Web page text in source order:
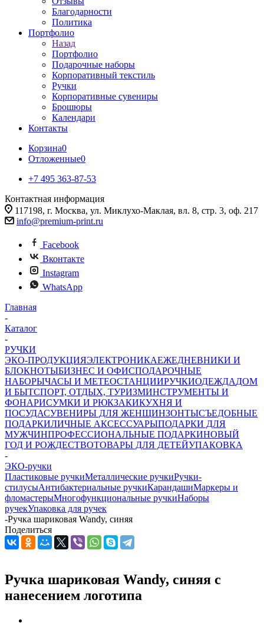
Благодарности
Политика
Портфолио
Назад
Портфолио
Подарочные наборы
Корпоративный текстиль
Ручки
Корпоративные сувениры
Брошюры
Календари
Контакты
Корзина0
Отложенные0
+7 495 363-87-53
Контактная информация
117198, г. Москва, ул. Миклухо-Маклая, вл. 8, стр. 3, оф. 217
info@premium-print.ru
Facebook
Вконтакте
Instagram
WhatsApp
Главная
-
Каталог
-
РУЧКИ
ЭКО-ПРОДУКЦИЯЭЛЕКТРОНИКАЕЖЕДНЕВНИКИ И
БЛОКНОТЫБИЗНЕС И ОФИСПОДАРОЧНЫЕ
НАБОРЫЧАСЫ И МЕТЕОСТАНЦИИРУЧКИОДЕЖДАДОМ
И БЫТСПОРТ, ОТДЫХ, ТУРИЗМИНСТРУМЕНТЫ И
ФОНАРИСУМКИ И РЮКЗАКИКУХНЯ И
ПОСУДАСУВЕНИРЫ ДЛЯ ЖЕНЩИНЗОНТЫСЪЕДОБНЫЕ
ПОДАРКИЛИЧНЫЕ АКСЕССУАРЫПОДАРКИ ДЛЯ
МУЖЧИНПРОФЕССИОНАЛЬНЫЕ ПОДАРКИНОВЫЙ
ГОД И РОЖДЕСТВОТОВАРЫ ДЛЯ ДЕТЕЙУПАКОВКА
-
ЭКО-ручки
Пластиковые ручкиМеталлические ручкиРучки-
стилусыАнтибактериальные ручкиКарандашиМаркеры и
фломастерыМногофункциональные ручкиНаборы
ручекУпаковка для ручек
-Ручка шариковая Wandy, синяя
Поделиться
Ручка шариковая Wandy, синяя с
нанесением логотипа